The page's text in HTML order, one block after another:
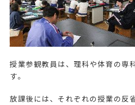
授業参観教員は、理科や体育の専
す。
放課後には、それぞれの授業の反